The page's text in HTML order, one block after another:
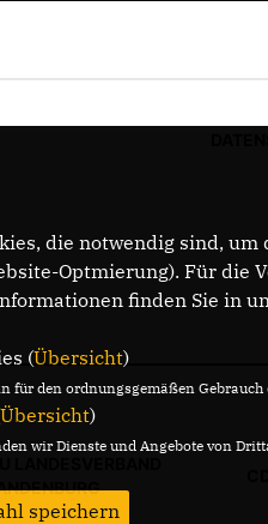
die notwendig sind,
Optmierung). Für
finden Sie in
(Übersicht)
für den ordnungsgemäßen Gebrauch
Übersicht)
wir Dienste und Angebote von
speichern